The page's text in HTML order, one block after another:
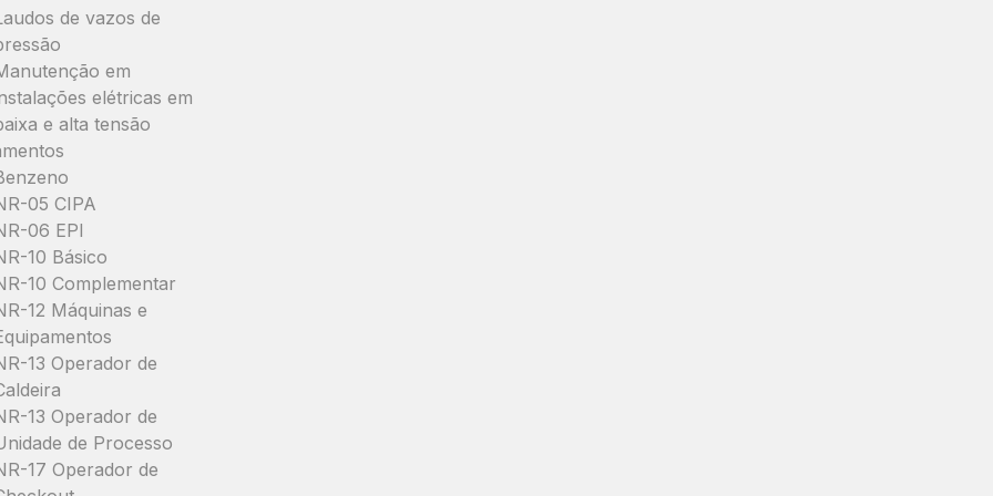
de vazos de
em
elétricas em
e alta tensão
05 CIPA
06 EPI
10 Básico
10 Complementar
12 Máquinas e
13 Operador de
13 Operador de
de Processo
17 Operador de